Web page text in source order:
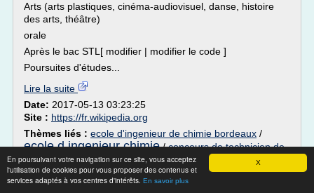
X
En poursuivant votre navigation sur ce site, vous acceptez
l'utilisation de cookies pour vous proposer des contenus et
services adaptés à vos centres d'intérêts. En savoir plus
Arts (arts plastiques, cinéma-audiovisuel, danse, histoire
des arts, théâtre)
orale
Après le bac STL[ modifier | modifier le code ]
Poursuites d'études...
Lire la suite
Date: 2017-05-13 03:23:25
Site : https://fr.wikipedia.org
Thèmes liés : ecole d'ingenieur de chimie bordeaux /
ecole d ingenieur chimie/concours de technicien de
laboratoire en physique chimie/ecole nationale superieure
de chimie biologie et physique/ecole nationale chimie
physique biologie